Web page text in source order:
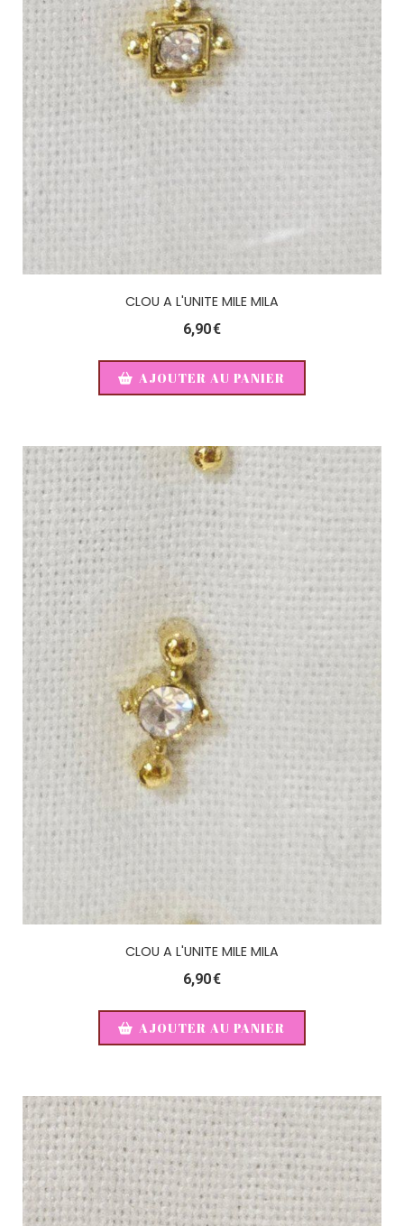
CLOU A L'UNITE MILE MILA
6,90€
AJOUTER AU PANIER
CLOU A L'UNITE MILE MILA
6,90€
AJOUTER AU PANIER